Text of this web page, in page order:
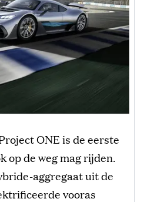
ONE is de eerste
op de weg mag rijden.
aggregaat uit de
vooras